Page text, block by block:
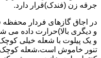
جرقه زن (فندک)قرار دارد.
در اجاق گازهای فردار
و دیگری بالا)حرارت داده
و یک پیلوت با شعله خیلی
تنور خاموش است،شعله